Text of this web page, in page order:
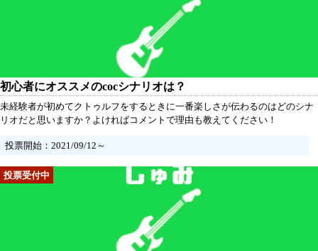
初心者にオススメのcocシナリオは？
未経験者が初めてクトゥルフをするときに一番楽しさが伝わるのはどのシナ
リオだと思いますか？よければコメントで理由も教えてください！
投票開始：2021/09/12～